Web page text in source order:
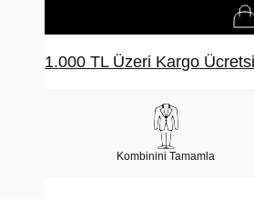
1.000 TL Üzeri Kargo
Kombinini Tamamla